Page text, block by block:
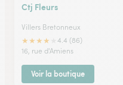
Ctj Fleurs
Villers Bretonneux
★★★★
4.4 (86)
16, rue d'Amiens
Voir la boutique